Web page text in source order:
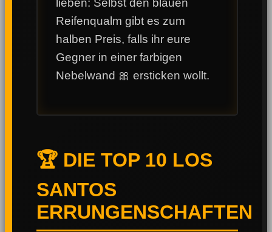
lieben: Selbst den blauen
Reifenqualm gibt es zum
halben Preis, falls ihr eure
Gegner in einer farbigen
Nebelwand 🎀 ersticken wollt.
🏆 DIE TOP 10 LOS
SANTOS
ERRUNGENSCHAFTEN